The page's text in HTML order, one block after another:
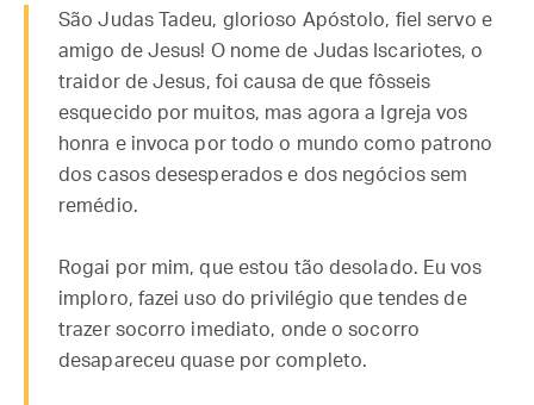
São Judas Tadeu, glorioso Apóstolo, fiel servo e
amigo de Jesus! O nome de Judas Iscariotes, o
traidor de Jesus, foi causa de que fôsseis
esquecido por muitos, mas agora a Igreja vos
honra e invoca por todo o mundo como patrono
dos casos desesperados e dos negócios sem
remédio.
Rogai por mim, que estou tão desolado. Eu vos
imploro, fazei uso do privilégio que tendes de
trazer socorro imediato, onde o socorro
desapareceu quase por completo.